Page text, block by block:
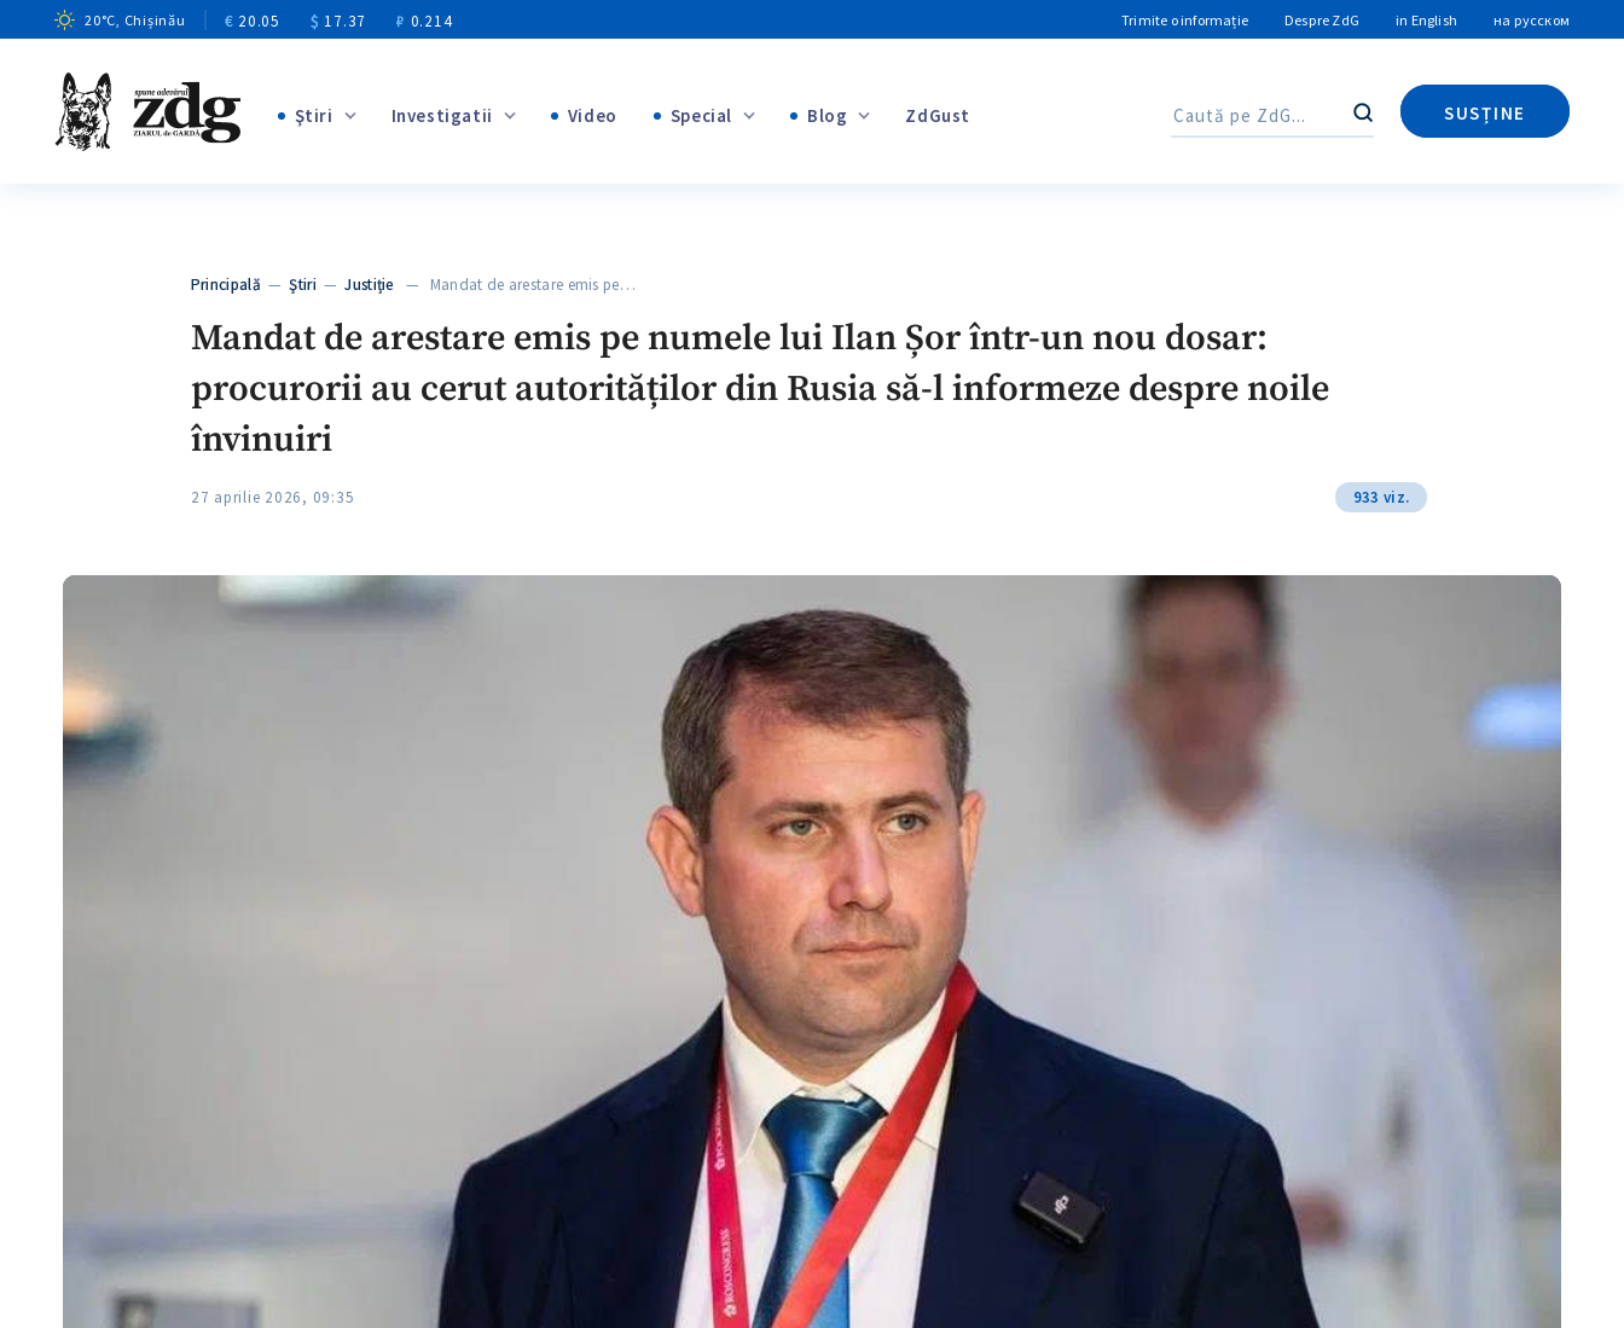
20°C, Chișinău € 20.05 $ 17.37 ₽ 0.214 Trimite o informație Despre ZdG in English на русском
Ştiri Investigatii Video Special
+1
Blog ZdGust Caută
SUSȚINE
Caută
Principală —Ştiri —Justiție — Mandat de arestare emis pe…
Mandat de arestare emis pe numele lui Ilan Șor într-un nou dosar:
procurorii au cerut autorităților din Rusia să-l informeze despre noile
învinuiri
27 aprilie 2026, 09:35 933 viz.